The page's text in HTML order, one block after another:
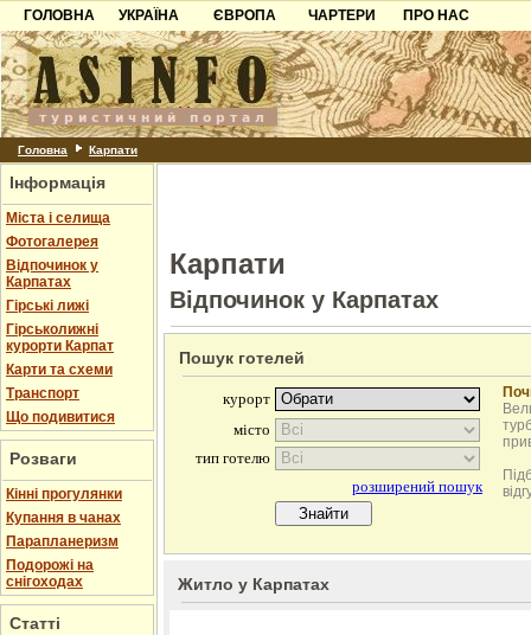
ГОЛОВНА
УКРАЇНА
Карпати
Азов
Причорноморря
Шацьк
ЄВРОПА
Чорногорія
Хорватія
Болгарія
ЧАРТЕРИ
ПРО НАС
Контакти
Партнерам
Додати готель
Головна Карпати
Інформація
Міста і селища
Фотогалерея
Відпочинок у
Карпатах
Гірські лижі
Гірськолижні
курорти Карпат
Карти та схеми
Транспорт
Що подивитися
Розваги
Кінні прогулянки
Купання в чанах
Парапланеризм
Подорожі на
снігоходах
Статті
Карпати
Відпочинок у Карпатах
Пошук готелей
Житло у Карпатах